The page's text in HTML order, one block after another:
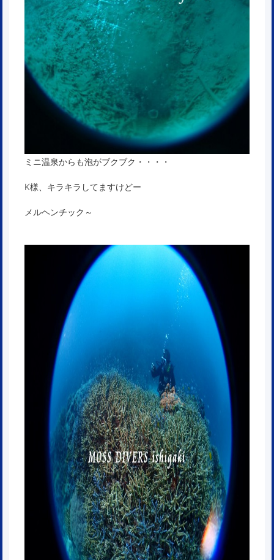
ミニ温泉からも泡がブクブク・・・・
K様、キラキラしてますけどー
メルヘンチック～